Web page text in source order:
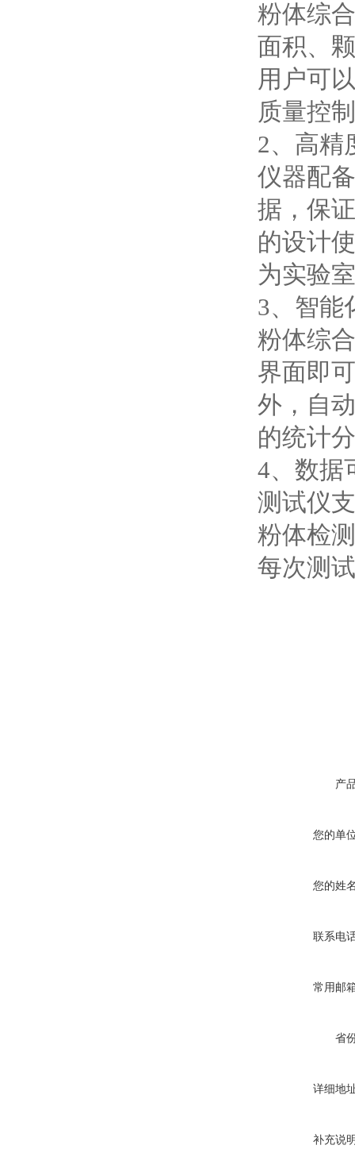
粉体综
面积、
用户可
质量控
2、高精
仪器配
据，保
的设计
为实验
3、智能
粉体综
界面即
外，自
的统计
4、数据
测试仪
粉体检
每次测
产
您的单
您的姓
联系电
常用邮
省
详细地
补充说